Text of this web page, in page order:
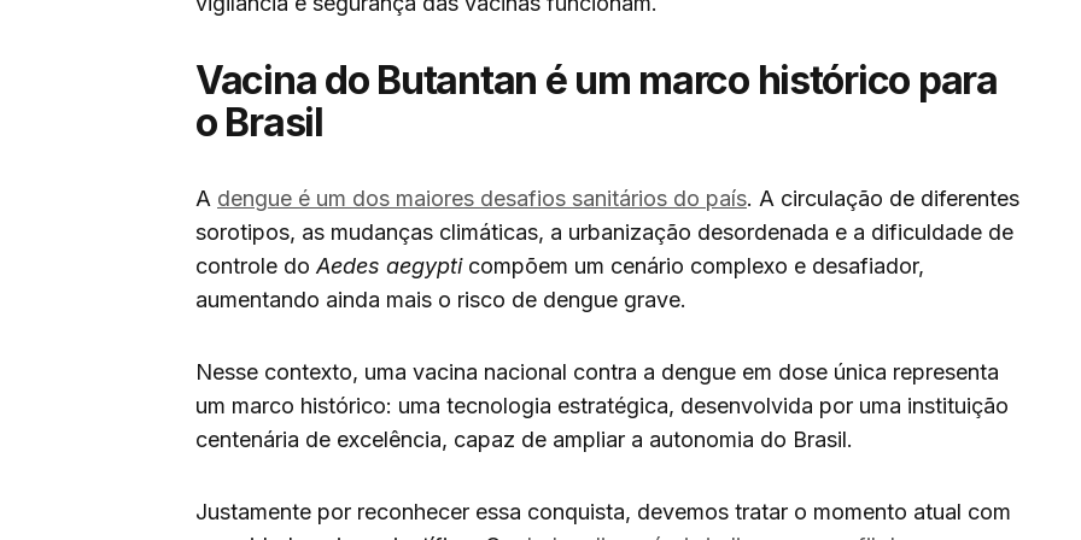
Vacina do Butantan é um marco histórico para
o Brasil
A dengue é um dos maiores desafios sanitários do país. A circulação de diferentes
sorotipos, as mudanças climáticas, a urbanização desordenada e a dificuldade de
controle do Aedes aegypticompõem um cenário complexo e desafiador,
aumentando ainda mais o risco de dengue grave.
Nesse contexto, uma vacina nacional contra a dengue em dose única representa
um marco histórico: uma tecnologia estratégica, desenvolvida por uma instituição
centenária de excelência, capaz de ampliar a autonomia do Brasil.
Justamente por reconhecer essa conquista, devemos tratar o momento atual com